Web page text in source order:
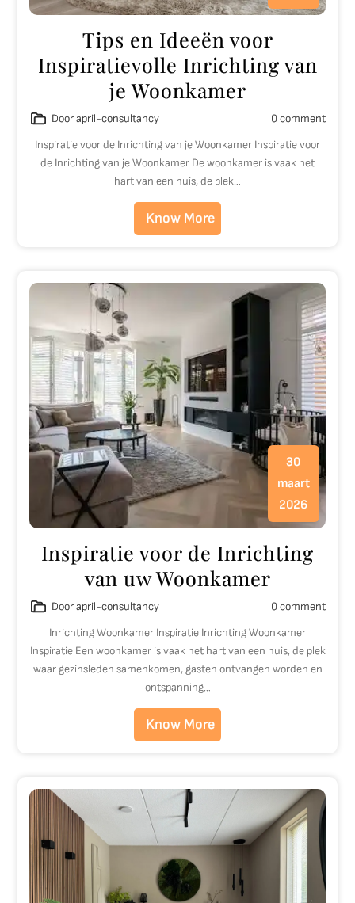
Tips en Ideeën voor
Inspiratievolle Inrichting van
je Woonkamer
Door april-consultancy
0 comment
Inspiratie voor de Inrichting van je Woonkamer Inspiratie voor
de Inrichting van je Woonkamer De woonkamer is vaak het
hart van een huis, de plek…
Know More
30
maart
2026
Inspiratie voor de Inrichting
van uw Woonkamer
Door april-consultancy
0 comment
Inrichting Woonkamer Inspiratie Inrichting Woonkamer
Inspiratie Een woonkamer is vaak het hart van een huis, de plek
waar gezinsleden samenkomen, gasten ontvangen worden en
ontspanning…
Know More